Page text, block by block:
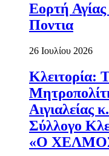
Εορτή
Ποντια
26 Ιουλίου 2026
Κλειτορία:
Αιγιαλείας
Σύλλογο
«Ο